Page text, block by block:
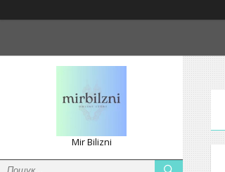
Mir Bilizni